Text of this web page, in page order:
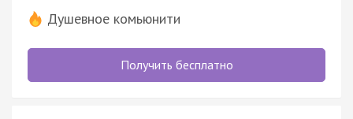
Душевное комьюнити
Получить бесплатно